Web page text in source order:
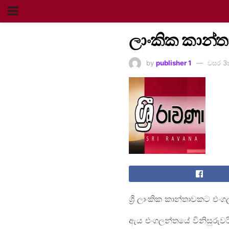
ලාංකික
by publisher 1 වසර
ශ්‍රී ලාංකික කාන්තාවකට
ඇය එංගලන්තයේ